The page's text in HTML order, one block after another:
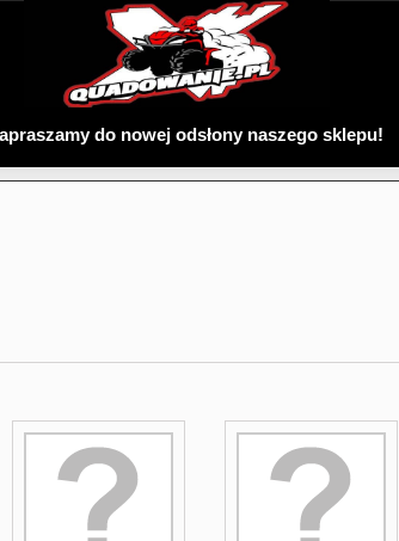
do nowej odsłony naszego sklepu!